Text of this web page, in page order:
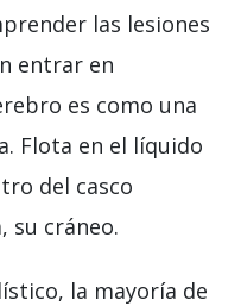
las lesiones
entrar en
es como una
Flota en el líquido
del casco
su cráneo.
la mayoría de